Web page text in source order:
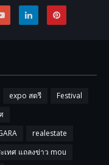
expo สตรี
Festival
realestate
เทศ แถลงข่าว mou